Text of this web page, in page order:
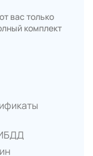
вас только
комплект